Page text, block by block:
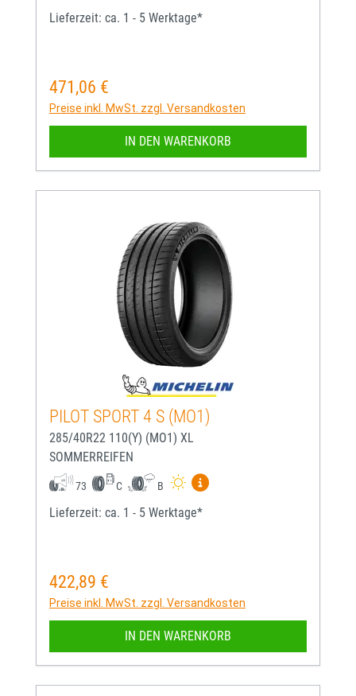
Lieferzeit: ca. 1 - 5 Werktage*
Regulärer Preis:
471,06 €
Preise inkl. MwSt. zzgl. Versandkosten
IN DEN WARENKORB
PILOT SPORT 4 S (MO1)
285/40R22 110(Y) (MO1) XL
SOMMERREIFEN
73 C B
Mehr Informationen zum
Lieferzeit: ca. 1 - 5 Werktage*
Regulärer Preis:
422,89 €
Preise inkl. MwSt. zzgl. Versandkosten
IN DEN WARENKORB